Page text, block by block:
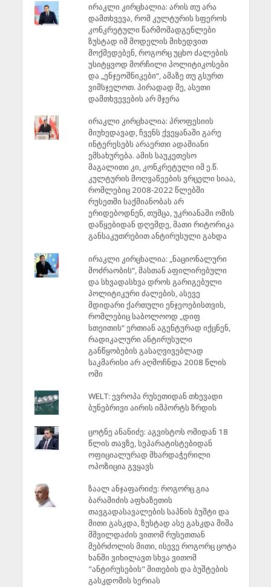
ირაკლი კირცხალია: არის თუ არა
დამთხვევა, რომ კულტურის სფეროს
კონკრეტული წარმომადგენლები
ზუსტად იმ მოდელის მიხედვით
მოქმედებენ, როგორც უცხო ძალების
უსიტყვოდ მორჩილი პოლიტიკოსები
და „ენჯეოშნიკები“, ამაზე თუ გსურთ
ვიმსჯელოთ. პირადად მე, ასეთი
დამთხვევების არ მჯერა
ირაკლი კირცხალია: პროფესიის
მიუხედავად, ჩვენს ქვეყანაში გარე
ინტერესებს არაერთი ადამიანი
ემსახურება. ამის საუკეთესო
მაგალითი კი, კონკრეტული იმ ე.წ.
კულტურის მოღვაწეების ვრცელი სიაა,
რომლებიც 2008-2022 წლებში
რუსეთში საქმიანობას არ
ერიდებოდნენ, თუმცა, უკრიანაში ომის
დაწყებიდან დღემდე, მათი რიტორიკა
განსაკუთრებით ანტირუსული გახდა
ირაკლი კირცხალია: „ნაციონალური
მოძრაობის“, მასთან აფილირებული
და სხვადასხვა დროს გარიგებული
პოლიტიკური ძალების, ასევე
მდიდარი ქართული ენჯეოებისთვის,
რომლებიც საბოლოოდ „დიფ
სთეითის“ ერთიან აგენტურად იქცნენ,
რადიკალური ანტირუსული
განწყობების გასაღვივებლად
საკმარისი არ აღმოჩნდა 2008 წლის
ომი
WELT: ევროპა რუსეთიდან თხევადი
ბუნებრივი აირის იმპორტს ზრდის
ცოტნე ანანიძე: აგვისტოს ომიდან 18
წლის თავზე, სეპარატისტებიდან
ოფიციალურად მხარდაჭერილი
ოპოზიცია გვყავს
ზაალ ანჯაფარიძე: როგორც გია
ბარამიძის აფხაზეთის
თავგადასავალების საპნის ბუშტი და
მითი გასკდა, ზუსტად ასე გასკდა მიშა
მშვილდაძის ვითომ რუსეთთან
მებრძოლის მითი, ისევე როგორც ცოტა
ხანში ვიხილავთ სხვა ვითომ
"ანტირუსების" მითების და ბუშტების
გასკდომის სერიას